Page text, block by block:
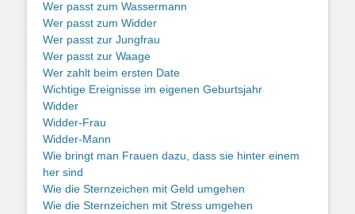
Wer passt zum Wassermann
Wer passt zum Widder
Wer passt zur Jungfrau
Wer passt zur Waage
Wer zahlt beim ersten Date
Wichtige Ereignisse im eigenen Geburtsjahr
Widder
Widder-Frau
Widder-Mann
Wie bringt man Frauen dazu, dass sie hinter einem
her sind
Wie die Sternzeichen mit Geld umgehen
Wie die Sternzeichen mit Stress umgehen